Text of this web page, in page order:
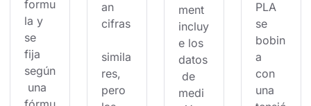
formu
la y
se
fija
según
una
an
cifras
simila
res,
pero
ment
incluy
e los
datos
de
medi
PLA
se
bobin
a
con
una